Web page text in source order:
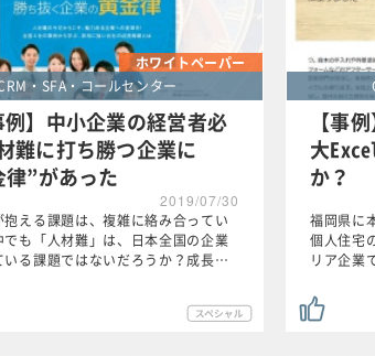
ホワイトペーパー
・SFA・コールセンター
例】中小企業の経営者必
難に打ち勝つ企業に
律”があった
2019/07/30
抱える課題は、複雑に絡み合ってい
でも「人材難」は、日本全国の企業
いる課題ではないだろうか？成長…
【事
大
か？
福岡県に
個人住宅
リア企業